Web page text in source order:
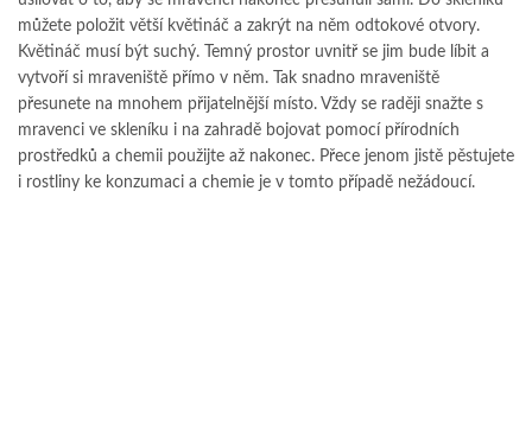
můžete položit větší květináč a zakrýt na něm odtokové otvory.
Květináč musí být suchý. Temný prostor uvnitř se jim bude líbit a
vytvoří si mraveniště přímo v něm. Tak snadno mraveniště
přesunete na mnohem přijatelnější místo. Vždy se raději snažte s
mravenci ve skleníku i na zahradě bojovat pomocí přírodních
prostředků a chemii použijte až nakonec. Přece jenom jistě pěstujete
i rostliny ke konzumaci a chemie je v tomto případě nežádoucí.